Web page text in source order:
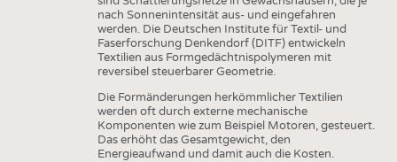
nach Sonnenintensität aus- und eingefahren
werden. Die Deutschen Institute für Textil- und
Faserforschung Denkendorf (DITF) entwickeln
Textilien aus Formgedächtnispolymeren mit
reversibel steuerbarer Geometrie.
Die Formänderungen herkömmlicher Textilien
werden oft durch externe mechanische
Komponenten wie zum Beispiel Motoren, gesteuert.
Das erhöht das Gesamtgewicht, den
Energieaufwand und damit auch die Kosten.